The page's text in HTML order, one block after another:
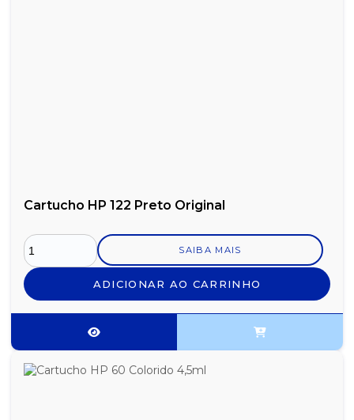
Cartucho HP 122 Preto Original
SAIBA MAIS
ADICIONAR AO CARRINHO